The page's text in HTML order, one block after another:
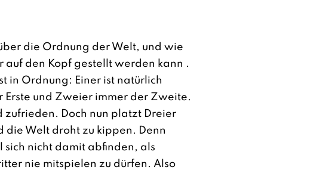
über die Ordnung der Welt, und wie
auf den Kopf gestellt werden kann .
in Ordnung: Einer ist natürlich
Erste und Zweier immer der Zweite.
zufrieden. Doch nun platzt Dreier
die Welt droht zu kippen. Denn
sich nicht damit abfinden, als
nie mitspielen zu dürfen. Also